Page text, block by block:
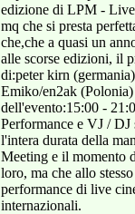
edizione di LPM - Live
mq che si presta
che,che a quasi un
alle scorse edizioni, il
di:peter kirn
Emiko/en2ak
dell'evento:15:00 -
Performance e VJ /
l'intera durata della
Meeting e il momento
loro, ma che allo
performance di live
internazionali.